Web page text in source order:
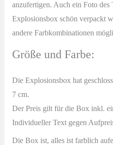
anzufertigen. Auch ein Foto
Explosionsbox schön verpackt
andere Farbkombinationen
Größe und Farbe:
Die Explosionsbox hat
7 cm.
Der Preis gilt für die Box inkl.
Individueller Text gegen
Die Box ist, alles ist farblich